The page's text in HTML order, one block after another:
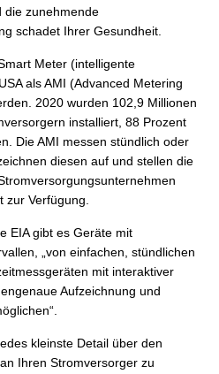
die zunehmende
schadet Ihrer Gesundheit.
Meter (intelligente
als AMI (Advanced Metering
2020 wurden 102,9 Millionen
installiert, 88 Prozent
Die AMI messen stündlich oder
diesen auf und stellen die
Verfügung.
EIA gibt es Geräte mit
„von einfachen, stündlichen
mit interaktiver
Aufzeichnung und
kleinste Detail über den
Ihren Stromversorger zu